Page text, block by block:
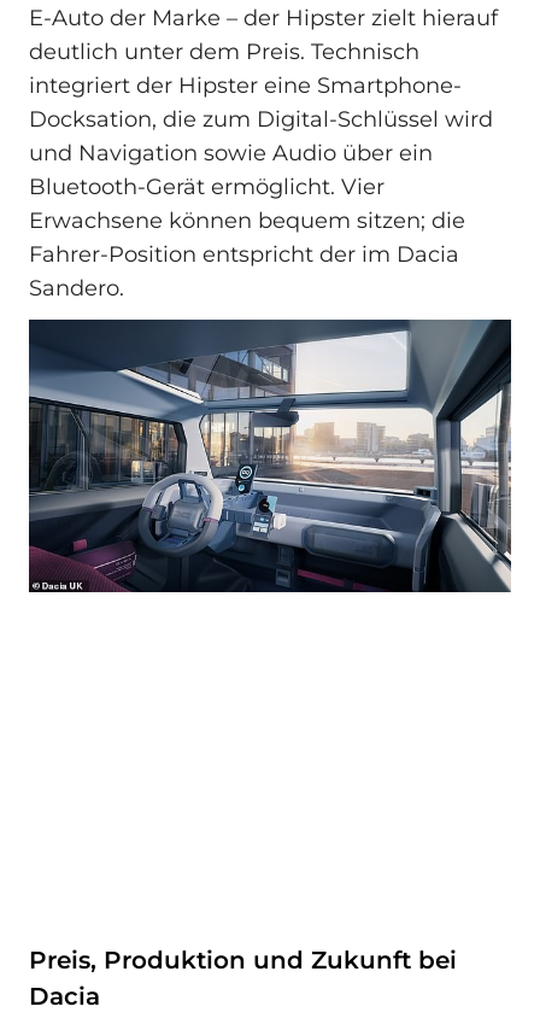
E‑Auto der Marke – der Hipster zielt hierauf
deutlich unter dem Preis. Technisch
integriert der Hipster eine Smartphone-
Docksation, die zum Digital-Schlüssel wird
und Navigation sowie Audio über ein
Bluetooth-Gerät ermöglicht. Vier
Erwachsene können bequem sitzen; die
Fahrer-Position entspricht der im Dacia
Sandero.
Preis, Produktion und Zukunft bei
Dacia